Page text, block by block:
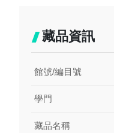
藏品資訊
館號/編目號
學門
藏品名稱